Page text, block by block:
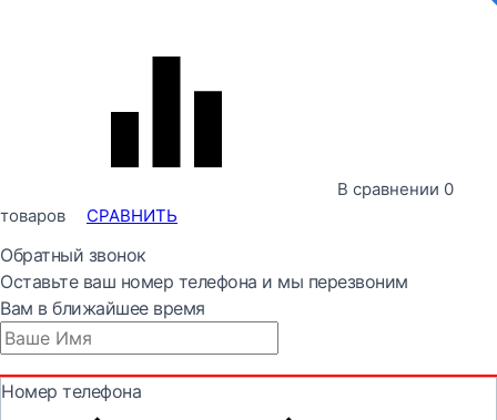
В сравнении 0
товаров
СРАВНИТЬ
Обратный звонок
Оставьте ваш номер телефона и мы перезвоним
Вам в ближайшее время
Номер телефона